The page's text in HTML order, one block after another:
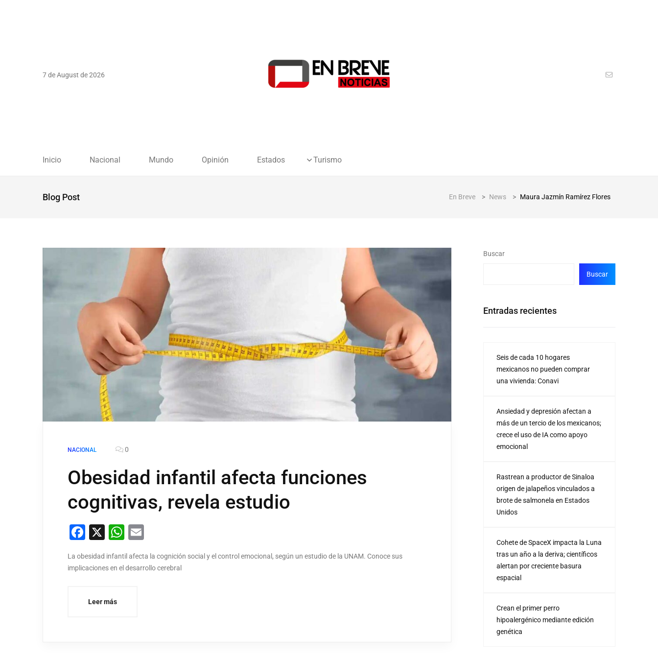
7 de August de 2026
Inicio Nacional Mundo Opinión Estados Turismo
Blog Post En Breve > News > Maura Jazmín Ramírez Flores
NACIONAL 0
Obesidad infantil afecta funciones
cognitivas, revela estudio
Facebook
X WhatsApp
La obesidad infantil afecta la cognición social y el control emocional, según un estudio de la UNAM. Conoce sus
implicaciones en el desarrollo cerebral
Leer más
Buscar
Buscar
Entradas recientes
Seis de cada 10 hogares
mexicanos no pueden comprar
una vivienda: Conavi
Ansiedad y depresión afectan a
más de un tercio de los mexicanos;
crece el uso de IA como apoyo
emocional
Rastrean a productor de Sinaloa
origen de jalapeños vinculados a
brote de salmonela en Estados
Unidos
Cohete de SpaceX impacta la Luna
tras un año a la deriva; científicos
alertan por creciente basura
espacial
Crean el primer perro
hipoalergénico mediante edición
genética